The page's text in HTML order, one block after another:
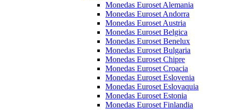
Monedas Euroset Alemania
Monedas Euroset Andorra
Monedas Euroset Austria
Monedas Euroset Belgica
Monedas Euroset Benelux
Monedas Euroset Bulgaria
Monedas Euroset Chipre
Monedas Euroset Croacia
Monedas Euroset Eslovenia
Monedas Euroset Eslovaquia
Monedas Euroset Estonia
Monedas Euroset Finlandia